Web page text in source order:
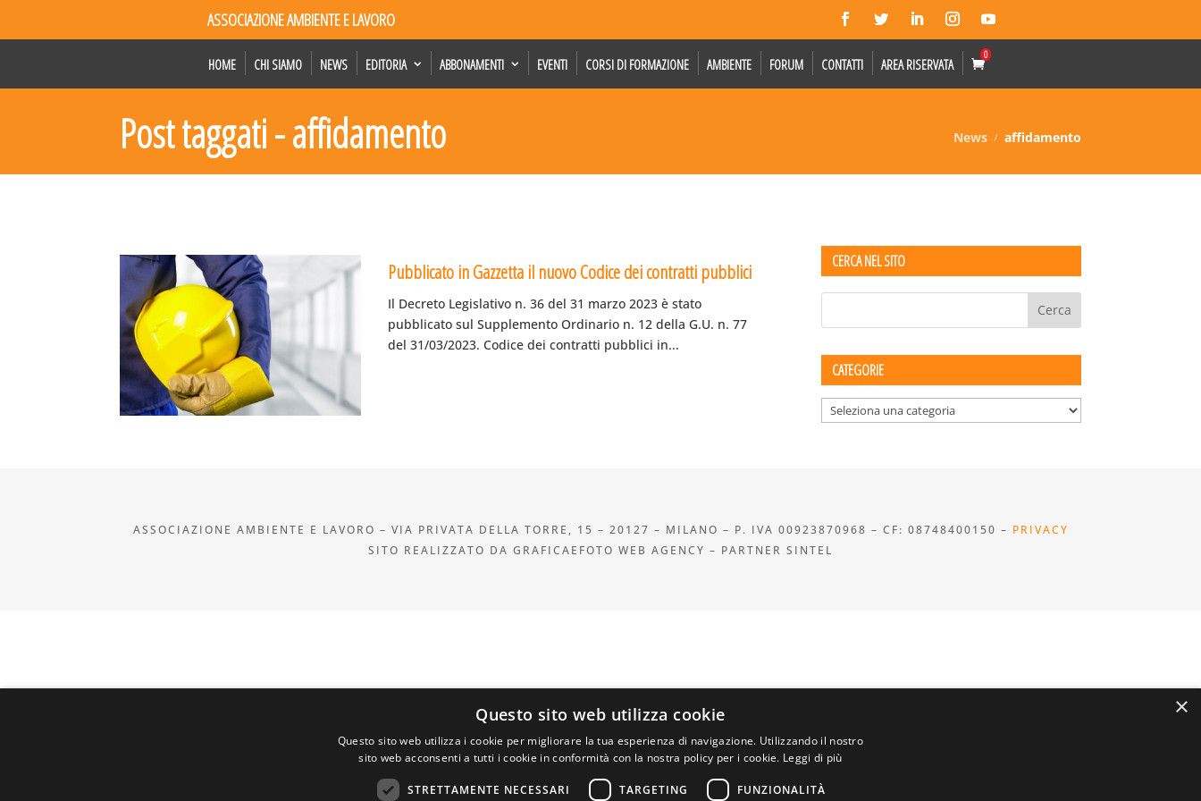
ASSOCIAZIONE AMBIENTE E LAVORO
HOME CHI SIAMO NEWS EDITORIA ABBONAMENTI EVENTI CORSI DI FORMAZIONE AMBIENTE FORUM CONTATTI AREA RISERVATA
0
Post taggati - affidamento News affidamento
Pubblicato in Gazzetta il nuovo Codice dei contratti pubblici
Il Decreto Legislativo n. 36 del 31 marzo 2023 è stato
pubblicato sul Supplemento Ordinario n. 12 della G.U. n. 77
del 31/03/2023. Codice dei contratti pubblici in...
CERCA NEL SITO
CATEGORIE
Categorie
ASSOCIAZIONE AMBIENTE E LAVORO – VIA PRIVATA DELLA TORRE, 15 – 20127 – MILANO – P. IVA 00923870968 – CF: 08748400150 – PRIVACY
SITO REALIZZATO DA GRAFICAEFOTO WEB AGENCY – PARTNER SINTEL
×
Questo sito web utilizza cookie
Questo sito web utilizza i cookie per migliorare la tua esperienza di navigazione. Utilizzando il nostro
sito web acconsenti a tutti i cookie in conformità con la nostra policy per i cookie. Leggi di più
STRETTAMENTE NECESSARI TARGETING FUNZIONALITÀ